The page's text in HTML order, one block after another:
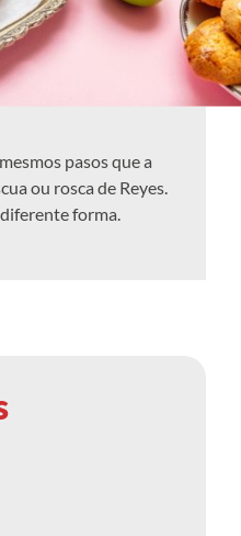
pasos que a
ou rosca de Reyes.
diferente forma.